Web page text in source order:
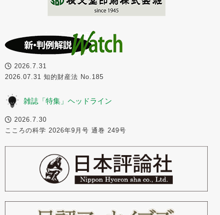
2026.7.31
2026.07.31 知的財産法 No.185
雑誌「特集」ヘッドライン
2026.7.30
こころの科学 2026年9月号 通巻 249号